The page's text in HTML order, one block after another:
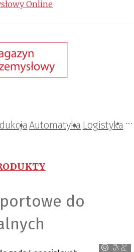
Automatyka Logistyka
do
S
A
P
P
o
l
s
ka
Online